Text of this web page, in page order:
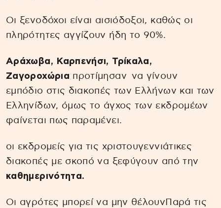
Οι ξενοδόχοι είναι αισιόδοξοι, καθώς οι
πληρότητες αγγίζουν ήδη το 90%.
Αράχωβα, Καρπενήσι, Τρίκαλα,
Ζαγοροχώρια προτίμησαν να γίνουν
εμπόδιο στις διακοπές των Ελλήνων και των
Ελληνίδων, όμως το άγχος των εκδρομέων
φαίνεται πως παραμένει.
οι εκδρομείς για τις χριστουγεννιάτικες
διακοπές με σκοπό να ξεφύγουν από την
καθημερινότητα.
Οι αγρότες μπορεί να μην θέλουνΠαρά τις